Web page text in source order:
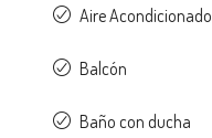
Aire Acondicionado
Balcón
Baño con ducha